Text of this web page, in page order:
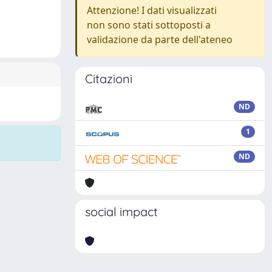
Attenzione! I dati visualizzati
non sono stati sottoposti a
validazione da parte dell'ateneo
Citazioni
ND
1
ND
social impact